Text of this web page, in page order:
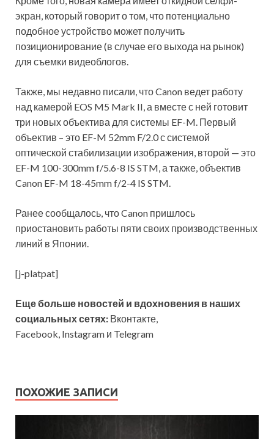
экран, который говорит о том, что потенциально
подобное устройство может получить
позиционирование (в случае его выхода на рынок)
для съемки видеоблогов.
Также, мы недавно писали, что Canon ведет работу
над камерой EOS M5 Mark II, а вместе с ней готовит
три новых объектива для системы EF-M. Первый
объектив – это EF-M 52mm F/2.0 с системой
оптической стабилизации изображения, второй — это
EF-M 100-300mm f/5.6-8 IS STM, а также, объектив
Canon EF-M 18-45mm f/2-4 IS STM.
Ранее сообщалось, что Canon пришлось
приостановить работы пяти своих производственных
линий в Японии.
[j-platpat]
Еще больше новостей и вдохновения в наших
социальных сетях: Вконтакте,
Facebook, Instagram и Telegram
ПОХОЖИЕ ЗАПИСИ